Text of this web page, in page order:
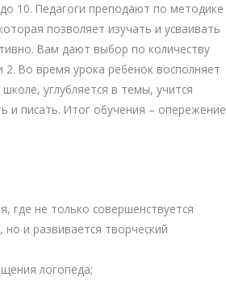
10. Педагоги преподают по методике
позволяет изучать и усваивать
Вам дают выбор по количеству
2. Во время урока ребенок восполняет
углубляется в темы, учится
и писать. Итог обучения – опережение
где не только совершенствуется
но и развивается творческий
логопеда;